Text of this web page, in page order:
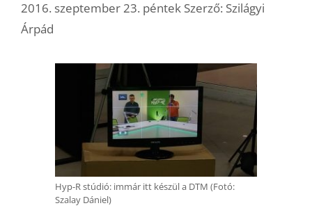
2016. szeptember 23. péntek Szerző: Szilágyi
Árpád
Hyp-R stúdió: immár itt készül a DTM (Fotó:
Szalay Dániel)